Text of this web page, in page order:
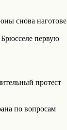
снова наготове
первую
протест
по вопросам